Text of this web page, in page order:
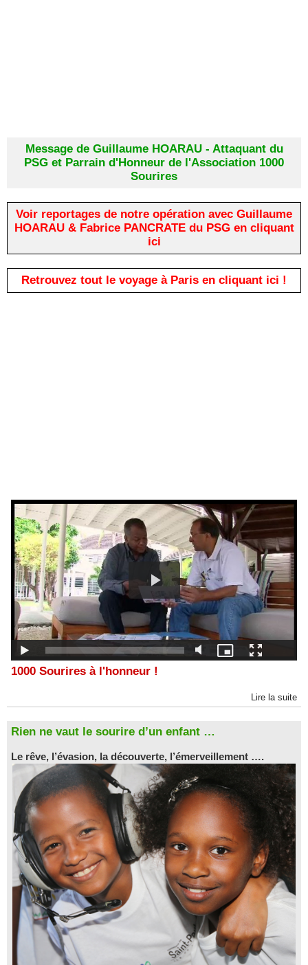
Message de Guillaume HOARAU - Attaquant du
PSG et Parrain d'Honneur de l'Association 1000
Sourires
Voir reportages de notre opération avec Guillaume
HOARAU & Fabrice PANCRATE du PSG en cliquant
ici
Retrouvez tout le voyage à Paris en cliquant ici !
1000 Sourires à l'honneur !
Lire la suite
Rien ne vaut le sourire d’un enfant …
Le rêve, l’évasion, la découverte, l’émerveillement ….